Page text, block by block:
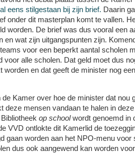
eens stilgestaan bij zijn brief. Daarin
onder dit masterplan komt te vallen.
worden. De brief was dus vooral een
en wat zijn uitgangspunten zijn.
voor een beperkt aantal scholen
voor alle scholen. Dat geld moet dus
worden en dat geeft de minister nog
Kamer over hoe de minister dat nou
deze mensen vandaan te halen in
op schoolwordt genoemd in
VVD ontlokte dit Kamerlid de
gaan worden aan het NPO-menu voor
dus ook aangewend kan worden